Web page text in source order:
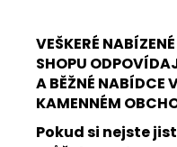
VEŠKERÉ
SHOPU
A BĚŽNÉ NABÍDCE
KAMENNÉM
Pokud si nejste